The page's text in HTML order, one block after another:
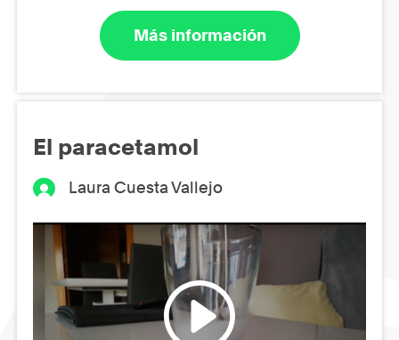
Más información
El paracetamol
Laura Cuesta Vallejo